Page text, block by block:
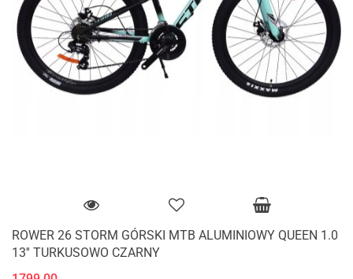
ROWER 26 STORM GÓRSKI MTB ALUMINIOWY QUEEN 1.0
13'' TURKUSOWO CZARNY